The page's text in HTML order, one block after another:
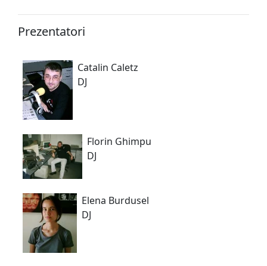
Prezentatori
Catalin Caletz
DJ
Florin Ghimpu
DJ
Elena Burdusel
DJ